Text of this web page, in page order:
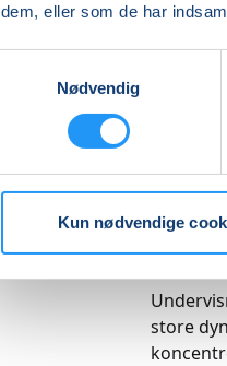
dem, eller som de har
Nødvendig
Kun nødvendige
er lige
øvelser
fødder,
hoved.
store